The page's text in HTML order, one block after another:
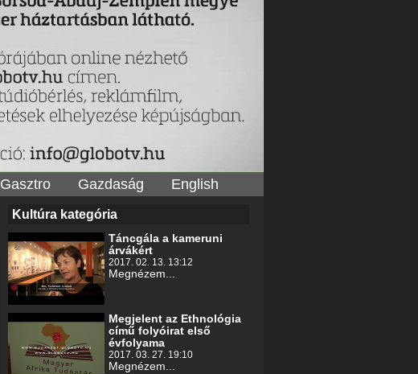
Gasztro Gazdaság English
Kultúra kategória
Táncgála a kameruni
árvákért
2017. 02. 13. 13:12
Megnézem...
Megjelent az Ethnológia
című folyóirat első
évfolyama
2017. 03. 27. 19:10
Megnézem...